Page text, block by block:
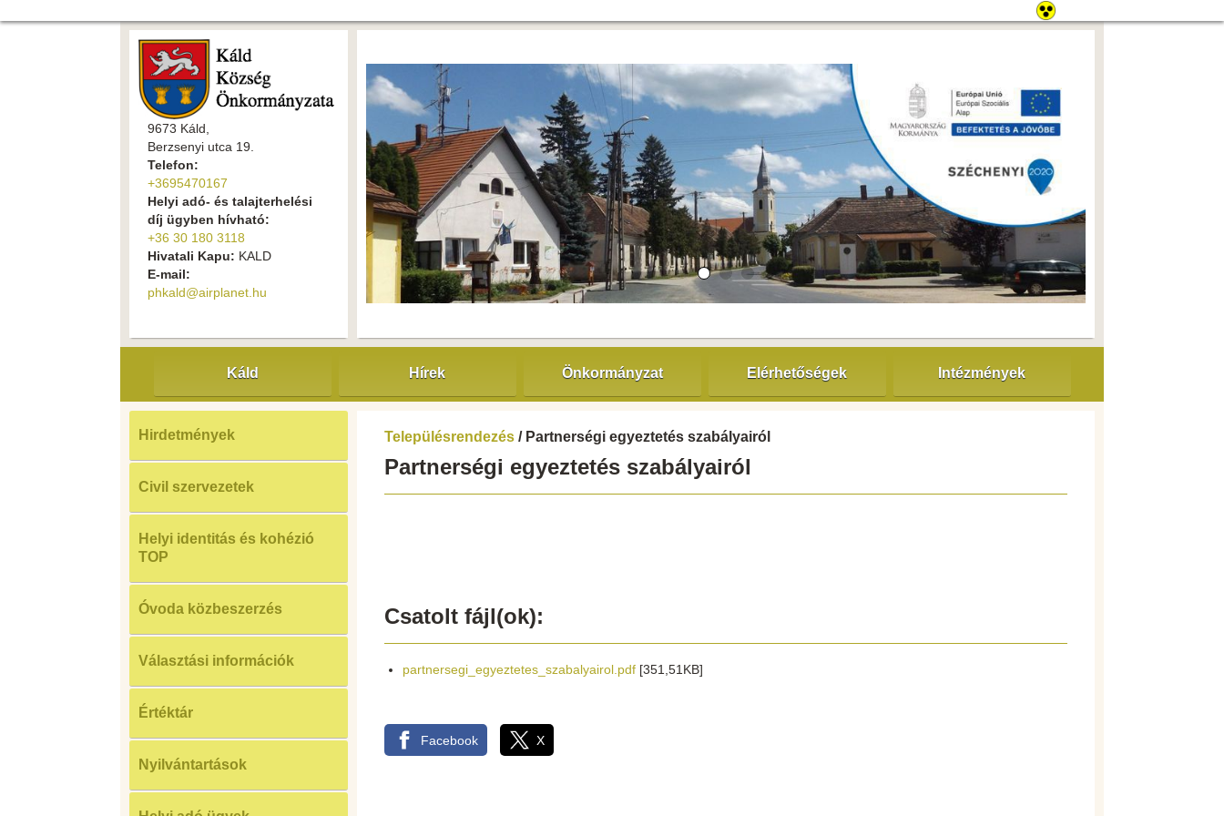
9673 Káld,
Berzsenyi utca 19.
Telefon:
+3695470167
Helyi adó- és talajterhelési
díj ügyben hívható:
+36 30 180 3118
Hivatali Kapu: KALD
E-mail:
phkald@airplanet.hu
Káld Hírek Önkormányzat Elérhetőségek Intézmények
Hirdetmények
Civil szervezetek
Helyi identitás és kohézió
TOP
Óvoda közbeszerzés
Választási információk
Értéktár
Nyilvántartások
Településrendezés / Partnerségi egyeztetés szabályairól
Partnerségi egyeztetés szabályairól
Csatolt fájl(ok):
partnersegi_egyeztetes_szabalyairol.pdf [351,51KB]
Facebook X